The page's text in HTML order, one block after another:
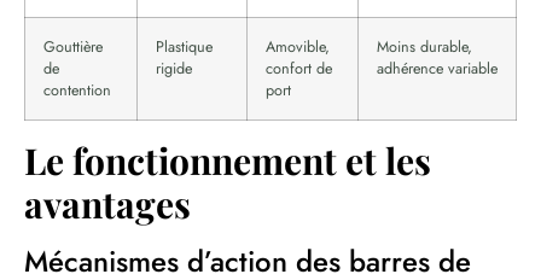
Gouttière
de
contention
Plastique
rigide
Amovible,
confort de
port
Moins durable,
adhérence variable
Le fonctionnement et les
avantages
Mécanismes d’action des barres de